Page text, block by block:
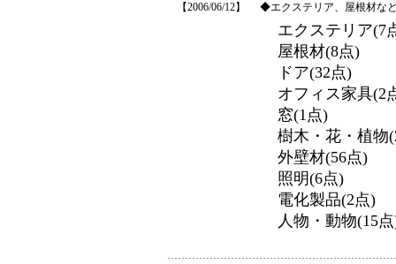
【2006/06/12】 ◆エクステリア、屋根材な
エクステリア(7
屋根材(8点)
ドア(32点)
オフィス家具(2
窓(1点)
樹木・花・植物
外壁材(56点)
照明(6点)
電化製品(2点)
人物・動物(15